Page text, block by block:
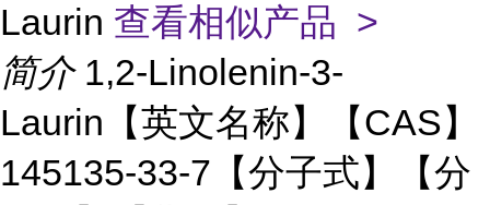
Laurin 查看相似产品 >
简介 1,2-Linolenin-3-
Laurin【英文名称】【CAS】
145135-33-7【分子式】【分